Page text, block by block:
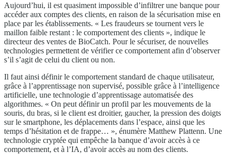
Aujourd’hui, il est quasiment impossible d’infiltrer une banque pour
accéder aux comptes des clients, en raison de la sécurisation mise en
place par les établissements. « Les fraudeurs se tournent vers le
maillon faible restant : le comportement des clients », indique le
directeur des ventes de BioCatch. Pour le sécuriser, de nouvelles
technologies permettent de vérifier ce comportement afin d’observer
s’il s’agit de celui du client ou non.
Il faut ainsi définir le comportement standard de chaque utilisateur,
grâce à l’apprentissage non supervisé, possible grâce à l’intelligence
artificielle, une technologie d’apprentissage automatisée des
algorithmes. « On peut définir un profil par les mouvements de la
souris, du bras, si le client est droitier, gaucher, la pression des doigts
sur le smartphone, les déplacements dans l’espace, ainsi que les
temps d’hésitation et de frappe… », énumère Matthew Plattenn. Une
technologie cryptée qui empêche la banque d’avoir accès à ce
comportement, et à l’IA, d’avoir accès au nom des clients.